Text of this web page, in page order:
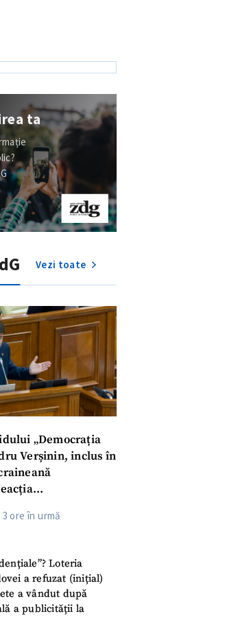
ta
Vezi toate
„Democrația
Verșinin, inclus în
3 ore în urmă
Loteria
a refuzat (inițial)
a vândut după
a publicității la